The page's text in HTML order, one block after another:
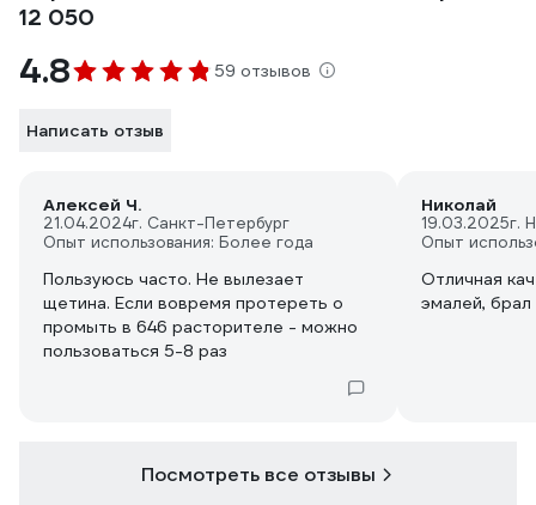
12 050
4.8 59 отзывов
Написать отзыв
Алексей Ч.
21.04.2024г. Санкт-Петербург
Опыт использования: Более года
Пользуюсь часто. Не вылезает
щетина. Если вовремя протереть о
промыть в 646 расторителе - можно
пользоваться 5-8 раз
Николай
19.03.2025г.
Опыт
Отличная
эмалей, брал
Посмотреть все отзывы